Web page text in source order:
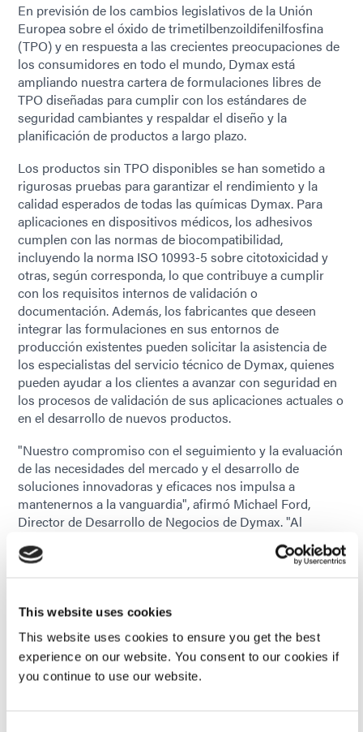
This website uses cookies
This website uses cookies to ensure you get the best
experience on our website. You consent to our cookies if
you continue to use our website.
En previsión de los cambios legislativos de la Unión
Europea sobre el óxido de trimetilbenzoildifenilfosfina
(TPO) y en respuesta a las crecientes preocupaciones de
los consumidores en todo el mundo, Dymax está
ampliando nuestra cartera de formulaciones libres de
TPO diseñadas para cumplir con los estándares de
seguridad cambiantes y respaldar el diseño y la
planificación de productos a largo plazo.
Los productos sin TPO disponibles se han sometido a
rigurosas pruebas para garantizar el rendimiento y la
calidad esperados de todas las químicas Dymax. Para
aplicaciones en dispositivos médicos, los adhesivos
cumplen con las normas de biocompatibilidad,
incluyendo la norma ISO 10993-5 sobre citotoxicidad y
otras, según corresponda, lo que contribuye a cumplir
con los requisitos internos de validación o
documentación. Además, los fabricantes que deseen
integrar las formulaciones en sus entornos de
producción existentes pueden solicitar la asistencia de
los especialistas del servicio técnico de Dymax, quienes
pueden ayudar a los clientes a avanzar con seguridad en
los procesos de validación de sus aplicaciones actuales o
en el desarrollo de nuevos productos.
"Nuestro compromiso con el seguimiento y la evaluación
de las necesidades del mercado y el desarrollo de
soluciones innovadoras y eficaces nos impulsa a
mantenernos a la vanguardia", afirmó Michael Ford,
Director de Desarrollo de Negocios de Dymax. "Al
facilitar el acceso anticipado a nuestra cartera ampliada
de productos sin TPO y al continuar desarrollando
para seguir utilizando nuestros materiales, cumpliendo al
mismo tiempo con los estándares globales en constante
evolución y las necesidades de los usuarios finales".
Apoyo a las transiciones de productos